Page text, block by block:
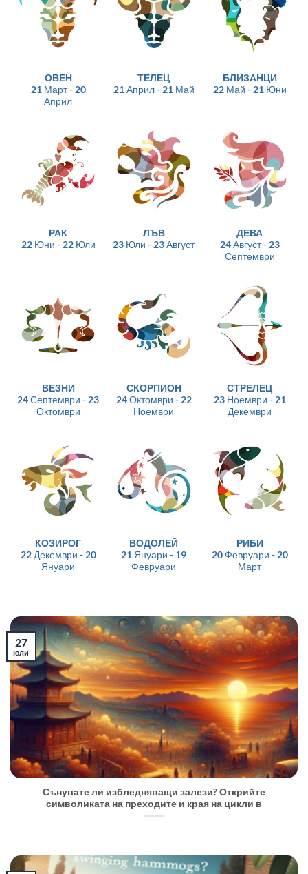
ОВЕН
21 Март - 20
Април
ТЕЛЕЦ
21 Април - 21 Май
БЛИЗАНЦИ
22 Май - 21 Юни
РАК
22 Юни - 22 Юли
ЛЪВ
23 Юли - 23 Август
ДЕВА
24 Август - 23
Септември
ВЕЗНИ
24 Септември - 23
Октомври
СКОРПИОН
24 Октомври - 22
Ноември
СТРЕЛЕЦ
23 Ноември - 21
Декември
КОЗИРОГ
22 Декември - 20
Януари
ВОДОЛЕЙ
21 Януари - 19
Февруари
РИБИ
20 Февруари - 20
Март
Сънувате ли избледняващи залези? Открийте
символиката на преходите и края на цикли в
27
юли